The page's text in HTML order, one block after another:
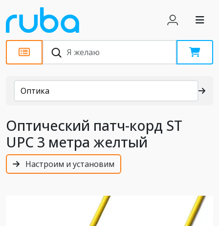
Каталог
Оптика
Оптический патч-корд ST
UPC 3 метра желтый
Настроим и установим